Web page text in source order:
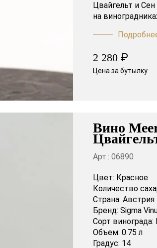
Цвайгельт и
на
2 280 ₽
Цена за бутылку
Вино
Арт.: 06890
Цвет: Красное
Количество
Страна: Австрия
Бренд: Sigma
Сорт винограда:
Объем: 0.75 л
Градус: 14